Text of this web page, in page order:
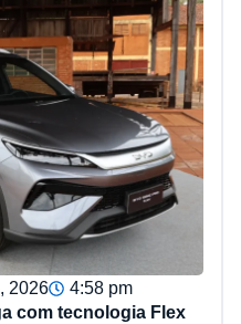
2026
4:58 pm
com tecnologia Flex